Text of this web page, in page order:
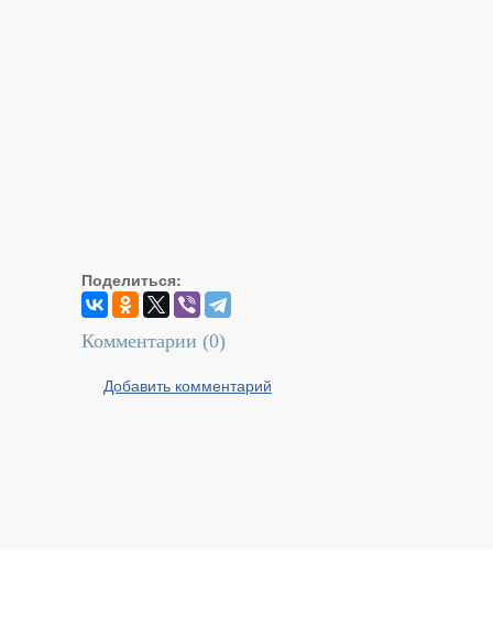
Поделиться:
Комментарии (0)
Добавить комментарий